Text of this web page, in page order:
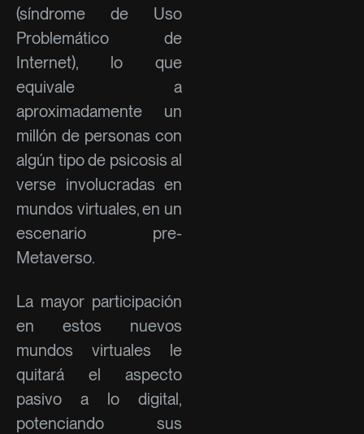
(síndrome de Uso
Problemático de
Internet), lo que
equivale a
aproximadamente un
millón de personas con
algún tipo de psicosis al
verse involucradas en
mundos virtuales, en un
escenario pre-
Metaverso.
La mayor participación
en estos nuevos
mundos virtuales le
quitará el aspecto
pasivo a lo digital,
potenciando sus